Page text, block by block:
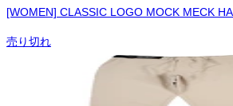
[WOMEN] CLASSIC LOGO MOCK MECK
売り切れ